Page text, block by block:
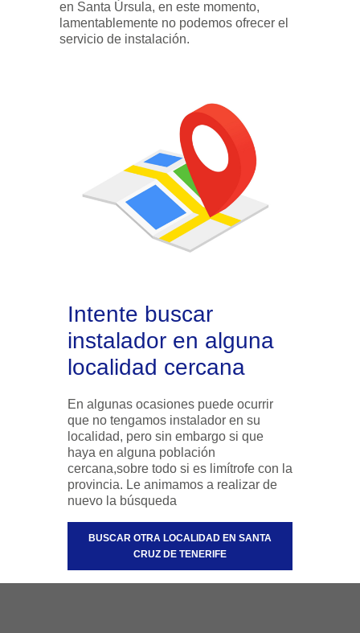
en Santa Úrsula, en este momento,
lamentablemente no podemos ofrecer el
servicio de instalación.
Intente buscar
instalador en alguna
localidad cercana
En algunas ocasiones puede ocurrir
que no tengamos instalador en su
localidad, pero sin embargo si que
haya en alguna población
cercana,sobre todo si es limítrofe con la
provincia. Le animamos a realizar de
nuevo la búsqueda
BUSCAR OTRA LOCALIDAD EN SANTA
CRUZ DE TENERIFE